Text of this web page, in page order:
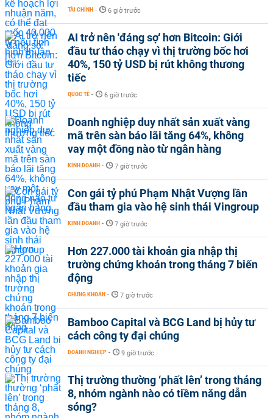
TÀI CHÍNH - 6 giờ trước
AI trở nên 'đáng sợ' hơn Bitcoin: Giới
đầu tư tháo chạy vì thị trường bốc hơi
40%, 150 tỷ USD bị rút không thương
tiếc
QUỐC TẾ - 6 giờ trước
Doanh nghiệp duy nhất sản xuất vàng
mã trên sàn báo lãi tăng 64%, không
vay một đồng nào từ ngân hàng
KINH DOANH - 7 giờ trước
Con gái tỷ phú Phạm Nhật Vượng lần
đầu tham gia vào hệ sinh thái Vingroup
KINH DOANH - 7 giờ trước
Hơn 227.000 tài khoản gia nhập thị
trường chứng khoán trong tháng 7 biến
động
CHỨNG KHOÁN - 7 giờ trước
Bamboo Capital và BCG Land bị hủy tư
cách công ty đại chúng
DOANH NGHIỆP - 9 giờ trước
Thị trường thường ‘phất lên’ trong tháng
8, nhóm ngành nào có tiềm năng dẫn
sóng?